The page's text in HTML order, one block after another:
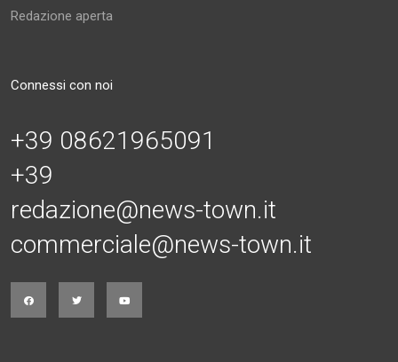
Redazione aperta
Connessi con noi
+39 08621965091
+39
redazione@news-town.it
commerciale@news-town.it